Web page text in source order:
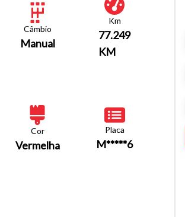
Câmbio
Manual
Km
77.249
KM
Cor
Vermelha
Placa
M*****6